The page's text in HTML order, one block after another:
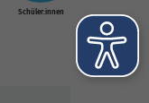
Schüler:innen